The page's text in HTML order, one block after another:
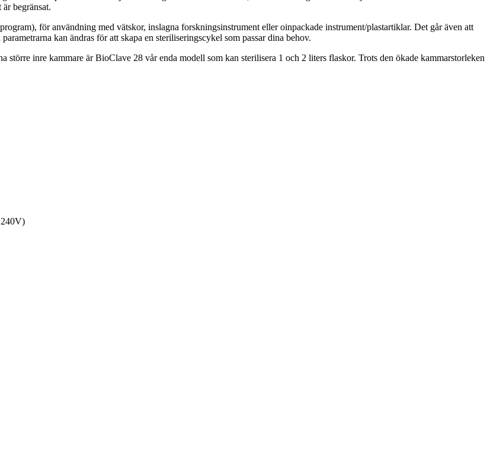
begränsat.
för användning med vätskor, inslagna forskningsinstrument eller oinpackade instrument/plastartiklar. Det går även att
kan ändras för att skapa en steriliseringscykel som passar dina behov.
inre kammare är BioClave 28 vår enda modell som kan sterilisera 1 och 2 liters flaskor. Trots den ökade kammarstorleken